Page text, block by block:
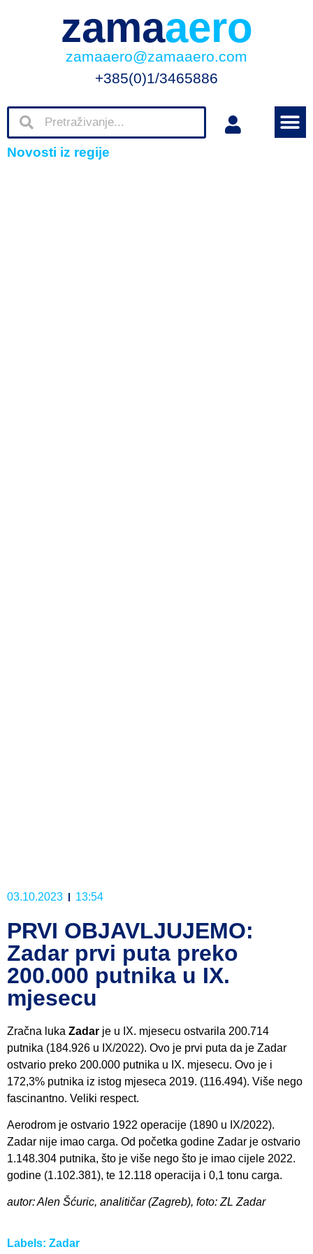
zamaaero
zamaaero@zamaaero.com
+385(0)1/3465886
Novosti iz regije
03.10.2023 13:54
PRVI OBJAVLJUJEMO:
Zadar prvi puta preko
200.000 putnika u IX.
mjesecu
Zračna luka Zadar je u IX. mjesecu ostvarila 200.714
putnika (184.926 u IX/2022). Ovo je prvi puta da je Zadar
ostvario preko 200.000 putnika u IX. mjesecu. Ovo je i
172,3% putnika iz istog mjeseca 2019. (116.494). Više nego
fascinantno. Veliki respect.
Aerodrom je ostvario 1922 operacije (1890 u IX/2022).
Zadar nije imao carga. Od početka godine Zadar je ostvario
1.148.304 putnika, što je više nego što je imao cijele 2022.
godine (1.102.381), te 12.118 operacija i 0,1 tonu carga.
autor: Alen Šćuric, analitičar (Zagreb), foto: ZL Zadar
Labels: Zadar